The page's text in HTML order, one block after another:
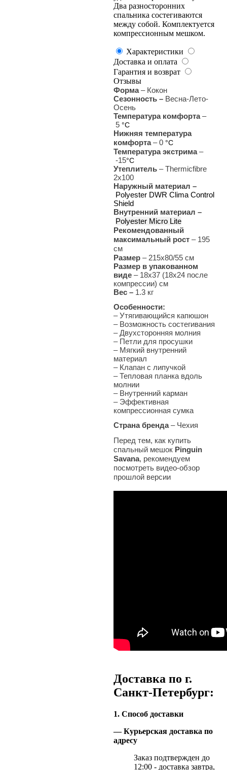
Два разносторонних
спальника состегиваются
между собой. Комплектуется
компрессионным мешком.
Характеристики
Доставка и оплата
Гарантия и возврат
Отзывы
Форма– Кокон
Сезонность – Весна-Лето-
Осень
Температура комфорта–
5 °С
Нижняя температура
комфорта– 0 °С
Температура экстрима–
-15°С
Утеплитель – Thermicfibre
2x100
Наружный материал –
Polyester DWR Clima Control
Shield
Внутренний материал –
Polyester Micro Lite
Рекомендованный
максимальный рост – 195
см
Размер – 215x80/55 см
Размер в упакованном
виде – 18x37 (18x24 после
компрессии) см
Вес – 1.3 кг
Особенности:
– Утягивающийся капюшон
– Возможность состегивания
– Двухсторонняя молния
– Петли для просушки
– Мягкий внутренний
материал
– Клапан с липучкой
– Тепловая планка вдоль
молнии
– Внутренний карман
– Эффективная
компрессионная сумка
Страна бренда– Чехия
Перед тем, как купить
спальный мешок Pinguin
Savana, рекомендуем
посмотреть видео-обзор
прошлой версии
Доставка по г.
Санкт-Петербург:
1. Способ доставки
— Курьерская доставка по
адресу
Заказ подтвержден до
12:00 - доставка завтра,